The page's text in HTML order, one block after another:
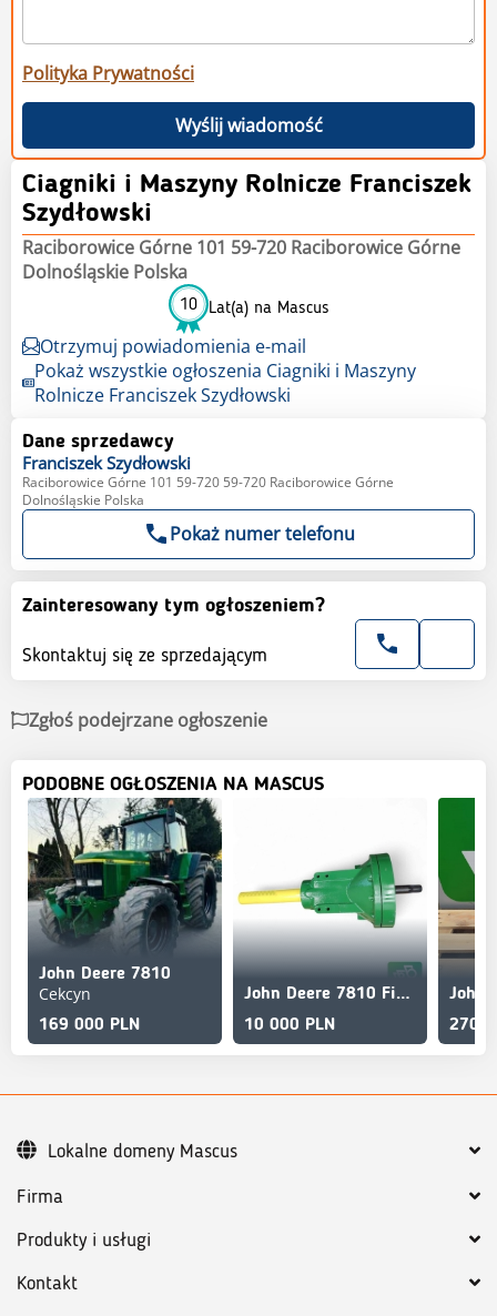
Polityka Prywatności
Wyślij wiadomość
Ciagniki i Maszyny Rolnicze Franciszek
Szydłowski
Raciborowice Górne 101 59-720 Raciborowice Górne
Dolnośląskie Polska
10 Lat(a) na Mascus
Otrzymuj powiadomienia e-mail
Pokaż wszystkie ogłoszenia Ciagniki i Maszyny
Rolnicze Franciszek Szydłowski
Dane sprzedawcy
Franciszek Szydłowski
Raciborowice Górne 101 59-720 59-720 Raciborowice Górne
Dolnośląskie Polska
Pokaż numer telefonu
Zainteresowany tym ogłoszeniem?
Skontaktuj się ze sprzedającym
Zgłoś podejrzane ogłoszenie
PODOBNE OGŁOSZENIA NA MASCUS
John Deere 7810
Cekcyn
169 000 PLN
John Deere 7810 Final drive/Reduction gear/Rear axle R121010
10 000 PLN
2700
Firma
Produkty i usługi
Kontakt
Lokalne domeny Mascus